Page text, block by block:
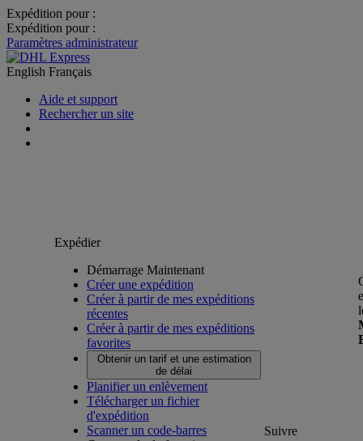
Expédition pour :
Expédition pour :
Paramètres administrateur
English Français
Aide et support
Rechercher un site
Expédier
Démarrage Maintenant
Créer une expédition
Créer à partir de mes expéditions
récentes
Créer à partir de mes expéditions
favorites
Obtenir un tarif et une estimation
de délai
Planifier un enlèvement
Télécharger un fichier
d'expédition
Scanner un code-barres
Suivre